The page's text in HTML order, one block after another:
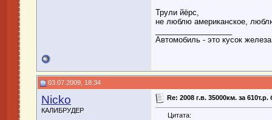
Трули йёрс,
не люблю американское,
Автомобиль - это кусок
03.07.2009, 18:34
Nicko
КАЛИБРУДЕР
Re: 2008 г.в. 35000км. за
Цитата: